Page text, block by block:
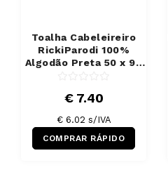
Toalha Cabeleireiro
RickiParodi 100%
Algodão Preta 50 x 90
€ 7.40
€ 6.02 s/IVA
COMPRAR RÁPIDO